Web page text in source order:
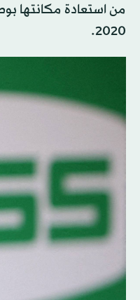
من استعادة مكانتها
2020.